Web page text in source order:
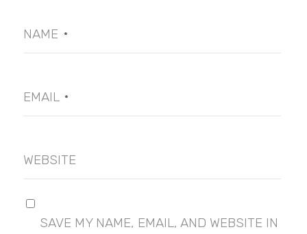
NAME *
EMAIL *
WEBSITE
SAVE MY NAME, EMAIL, AND WEBSITE IN